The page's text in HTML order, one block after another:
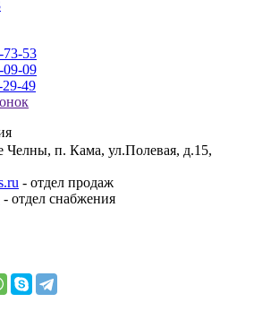
73-53
09-09
49
Челны, п. Кама, ул.Полевая, д.15,
- отдел продаж
- отдел снабжения